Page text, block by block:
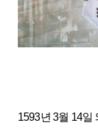
1593년 3월 14일